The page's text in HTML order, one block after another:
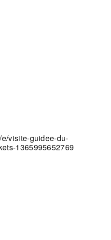
visite-guidee-du-
1365995652769